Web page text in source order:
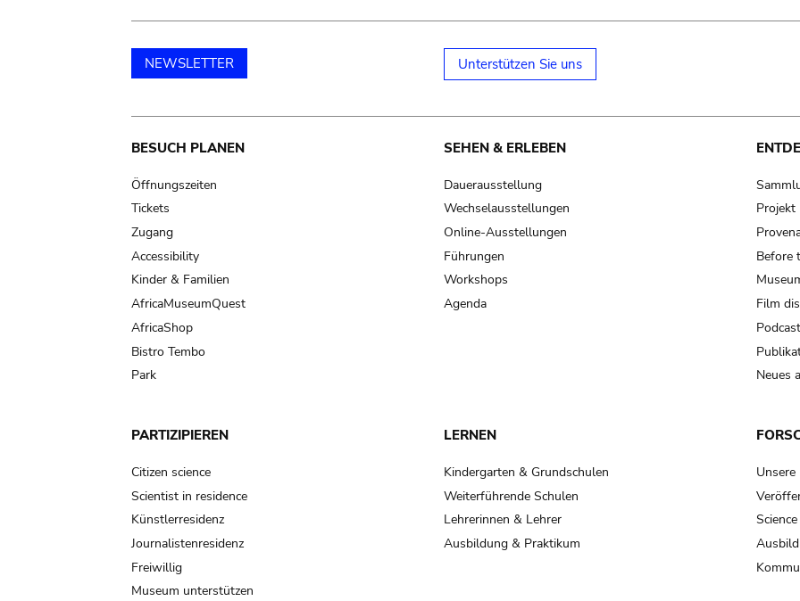
NEWSLETTER Unterstützen Sie uns
Main
navigation
BESUCH PLANEN
Öffnungszeiten
Tickets
Zugang
Accessibility
Kinder & Familien
AfricaMuseumQuest
AfricaShop
Bistro Tembo
Park
SEHEN & ERLEBEN
Dauerausstellung
Wechselausstellungen
Online-Ausstellungen
Führungen
Workshops
Agenda
Projekt
Before
Film
Neues
PARTIZIPIEREN
Citizen science
Scientist in residence
Künstlerresidenz
Journalistenresidenz
Freiwillig
Museum unterstützen
LERNEN
Kindergarten & Grundschulen
Weiterführende Schulen
Lehrerinnen & Lehrer
Ausbildung & Praktikum